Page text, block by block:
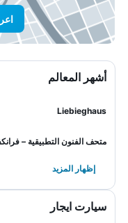
أشهر المعالم
Liebieghaus
متحف الفنون التطبيقية –
إظهار المزيد
سيارت ايجار